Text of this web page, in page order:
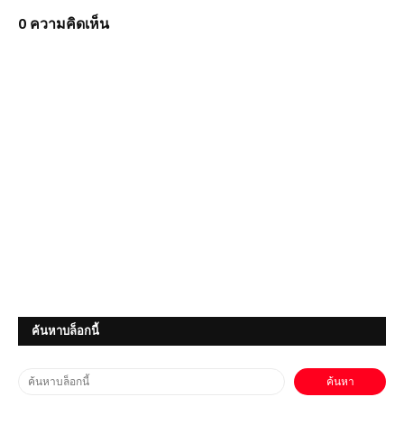
0 ความคิดเห็น
ค้นหาบล็อกนี้
(PC) Farming Simulator 22 |
Free Download